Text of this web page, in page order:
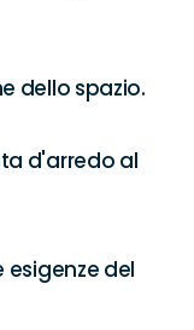
dello spazio.
d'arredo al
del